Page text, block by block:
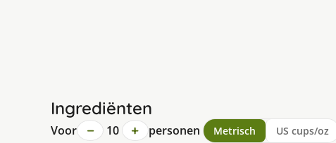
Ingrediënten
Voor − 10 + personen Metrisch US cups/oz